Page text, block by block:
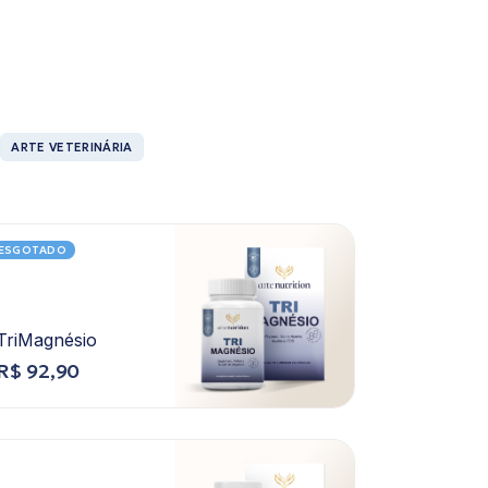
ARTE VETERINÁRIA
92,90